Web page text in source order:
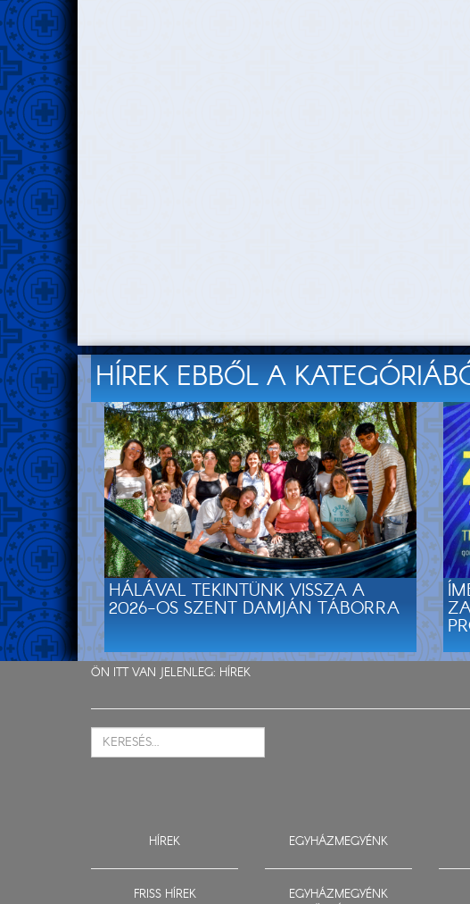
HÍREK EBBŐL A
HÁLÁVAL TEKINTÜNK VISSZA A
2026-OS SZENT DAMJÁN TÁBORRA
ÖN ITT VAN JELENLEG: HÍREK
HÍREK
FRISS HÍREK
EGYHÁZMEGYÉNK
EGYHÁZMEGYÉNK